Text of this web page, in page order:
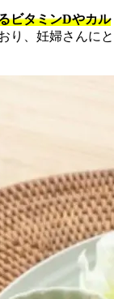
ビタミンDやカル
り、妊婦さんにと